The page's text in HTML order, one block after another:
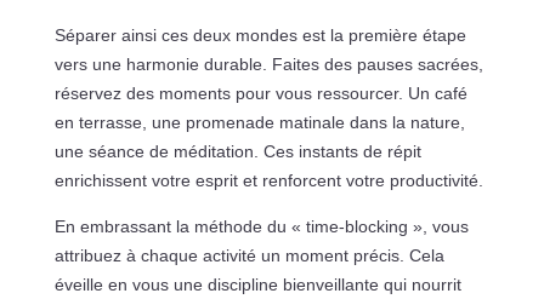
Séparer ainsi ces deux mondes est la première étape
vers une harmonie durable. Faites des pauses sacrées,
réservez des moments pour vous ressourcer. Un café
en terrasse, une promenade matinale dans la nature,
une séance de méditation. Ces instants de répit
enrichissent votre esprit et renforcent votre productivité.
En embrassant la méthode du « time-blocking », vous
attribuez à chaque activité un moment précis. Cela
éveille en vous une discipline bienveillante qui nourrit